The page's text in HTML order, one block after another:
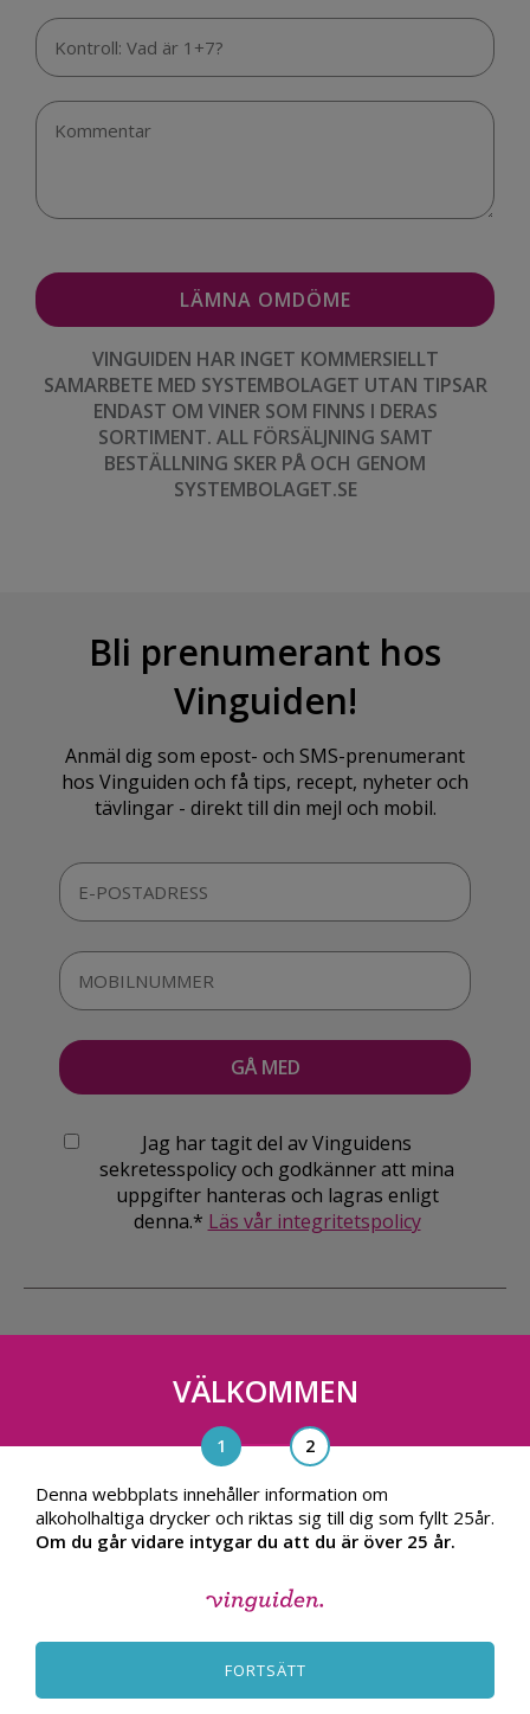
VINGUIDEN HAR INGET KOMMERSIELLT
SAMARBETE MED SYSTEMBOLAGET UTAN TIPSAR
ENDAST OM VINER SOM FINNS I DERAS
SORTIMENT. ALL FÖRSÄLJNING SAMT
BESTÄLLNING SKER PÅ OCH GENOM
SYSTEMBOLAGET.SE
Bli prenumerant hos
Vinguiden!
Anmäl dig som epost- och SMS-prenumerant
hos Vinguiden och få tips, recept, nyheter och
tävlingar - direkt till din mejl och mobil.
Jag har tagit del av Vinguidens
sekretesspolicy och godkänner att mina
uppgifter hanteras och lagras enligt
denna.* Läs vår integritetspolicy
Vinguiden Nordic AB
Blasieholmsgatan 4A, 111 48, Stockholm
info@vinguiden.com
INTEGRITETSPOLICY
VÄLKOMMEN
Denna webbplats innehåller information om
alkoholhaltiga drycker och riktas sig till dig som fyllt 25år.
Om du går vidare intygar du att du är över 25 år.
FORTSÄTT